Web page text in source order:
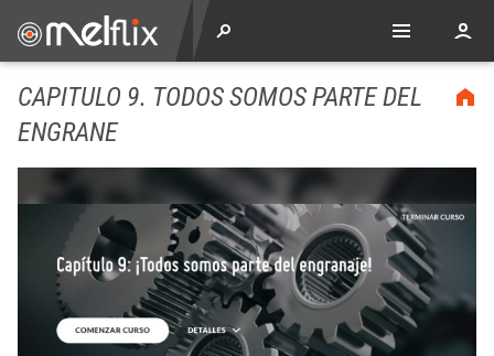
CAPITULO 9. TODOS SOMOS PARTE DEL
ENGRANE